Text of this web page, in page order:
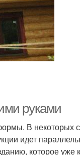
руками
В некоторых
идет
которое уже